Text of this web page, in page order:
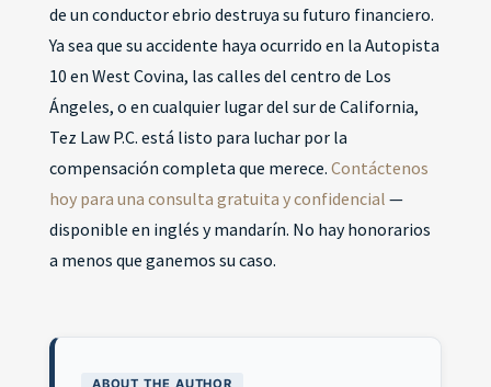
de un conductor ebrio destruya su futuro financiero.
Ya sea que su accidente haya ocurrido en la Autopista
10 en West Covina, las calles del centro de Los
Ángeles, o en cualquier lugar del sur de California,
Tez Law P.C. está listo para luchar por la
compensación completa que merece. Contáctenos
hoy para una consulta gratuita y confidencial —
disponible en inglés y mandarín. No hay honorarios
a menos que ganemos su caso.
ABOUT THE AUTHOR